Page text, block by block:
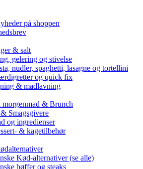
på shoppen
& salt
gelering og stivelse
nudler, spaghetti, lasagne og tortellini
og quick fix
& madlavning
morgenmad & Brunch
Smagsgivere
og ingredienser
& kagetilbehør
Kød-alternativer (se alle)
bøffer og steaks